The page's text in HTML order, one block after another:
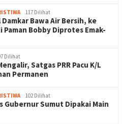
117 Dilihat
Bawa Air Bersih, ke
Paman Bobby Diprotes Emak-
Dilihat
Satgas PRR Pacu K/L
Permanen
102 Dilihat
Gubernur Sumut Dipakai Main